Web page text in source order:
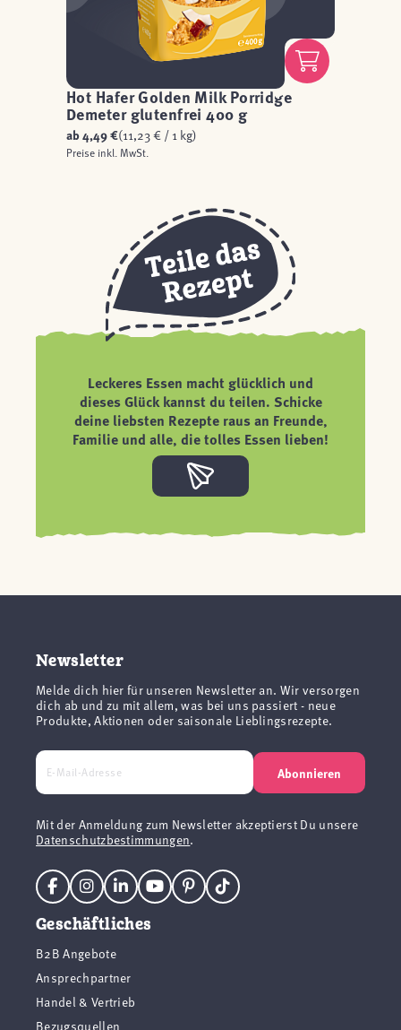
Hot Hafer Golden Milk Porridge
Demeter glutenfrei 400 g
ab4,49 €(11,23 € / 1 kg)
Preise inkl. MwSt.
Leckeres Essen macht glücklich und
dieses Glück kannst du teilen. Schicke
deine liebsten Rezepte raus an Freunde,
Familie und alle, die tolles Essen lieben!
Newsletter
Melde dich hier für unseren Newsletter an. Wir versorgen
dich ab und zu mit allem, was bei uns passiert - neue
Produkte, Aktionen oder saisonale Lieblingsrezepte.
Abonnieren
Mit der Anmeldung zum Newsletter akzeptierst Du unsere
Datenschutzbestimmungen.
Geschäftliches
B2B Angebote
Ansprechpartner
Handel & Vertrieb
Bezugsquellen